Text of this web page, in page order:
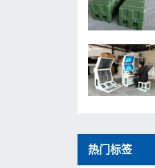
热门标签